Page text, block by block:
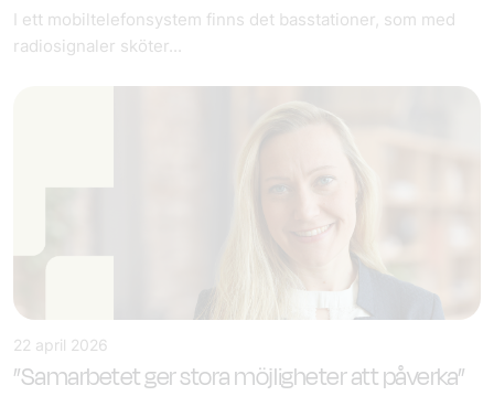
I ett mobiltelefonsystem finns det basstationer, som med
radiosignaler sköter...
22 april 2026
”Samarbetet ger stora möjligheter att påverka”